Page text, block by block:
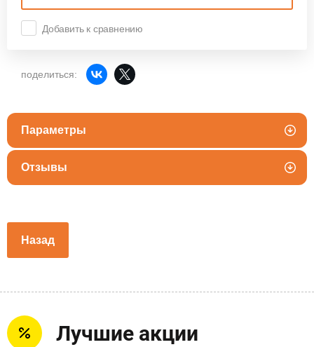
Добавить к сравнению
поделиться:
Параметры
Отзывы
Назад
Лучшие акции